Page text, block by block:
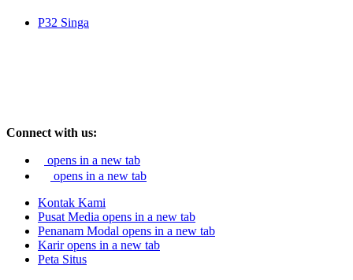
P32 Singa
Connect with us:
opens in a new tab
opens in a new tab
Kontak Kami
Pusat Media opens in a new tab
Penanam Modal opens in a new tab
Karir opens in a new tab
Peta Situs